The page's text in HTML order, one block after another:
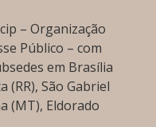
– Organização
Público – com
em Brasília
(RR), São Gabriel
(MT), Eldorado